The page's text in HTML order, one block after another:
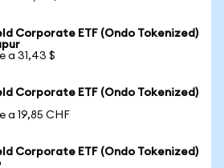
Corporate ETF (Ondo Tokenized)
a 31,43 $
Corporate ETF (Ondo Tokenized)
a 19,85 CHF
Corporate ETF (Ondo Tokenized)